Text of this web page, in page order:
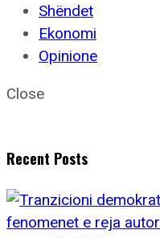
Shëndet
Ekonomi
Opinione
Close
Recent Posts